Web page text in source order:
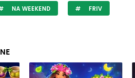
NA WEEKEND FRIV